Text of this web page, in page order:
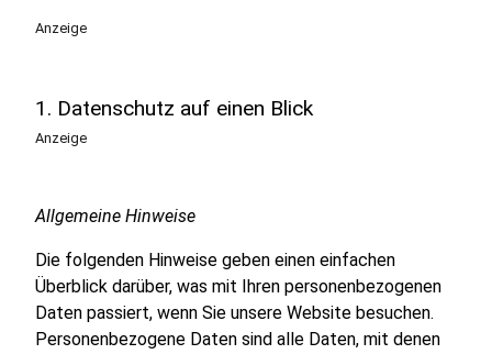
Anzeige
1. Datenschutz auf einen Blick
Anzeige
Allgemeine Hinweise
Die folgenden Hinweise geben einen einfachen
Überblick darüber, was mit Ihren personenbezogenen
Daten passiert, wenn Sie unsere Website besuchen.
Personenbezogene Daten sind alle Daten, mit denen